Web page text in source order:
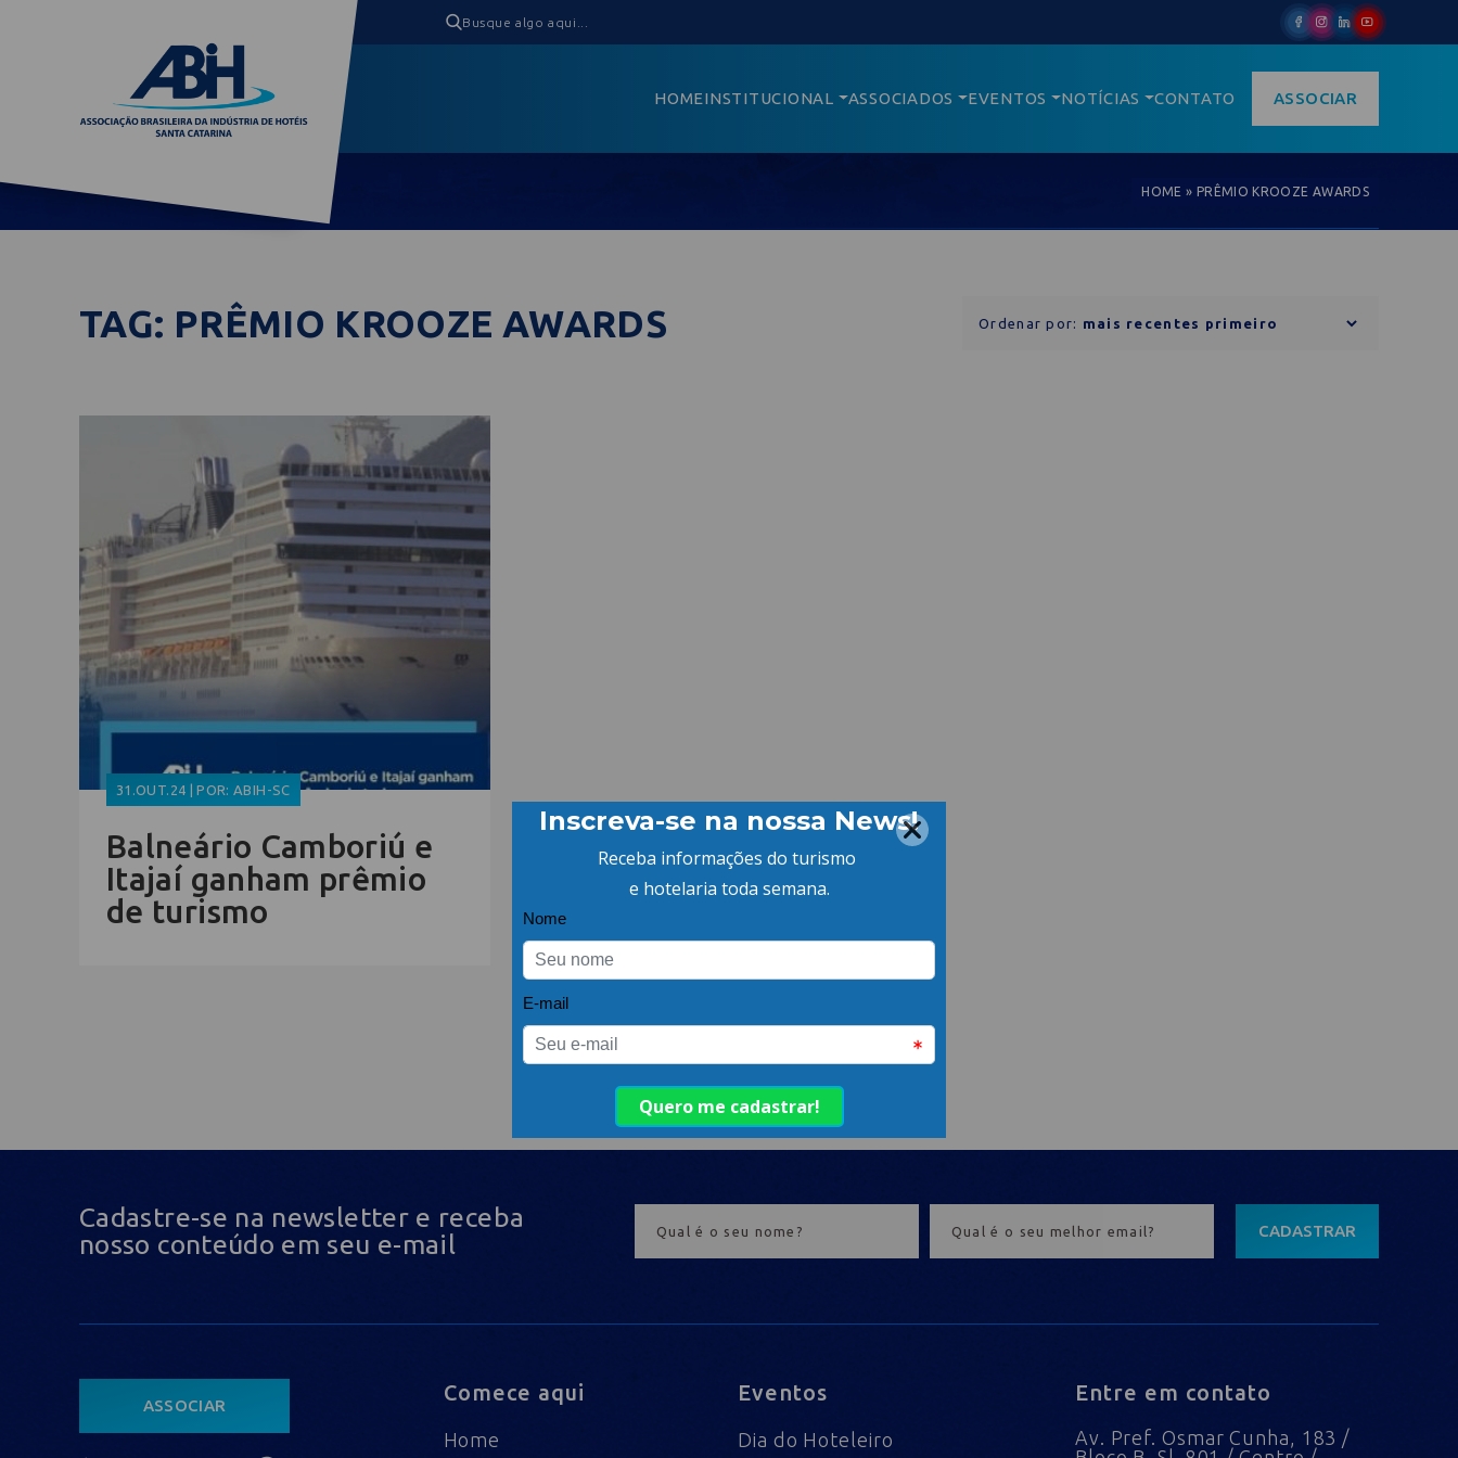
HOMEINSTITUCIONAL ASSOCIADOS EVENTOS NOTÍCIAS CONTATO ASSOCIAR
HOME » PRÊMIO KROOZE AWARDS
TAG: PRÊMIO KROOZE AWARDS Ordenar por:
31.OUT.24 | POR: ABIH-SC
Balneário Camboriú e
Itajaí ganham prêmio
de turismo
Cadastre-se na newsletter e receba
nosso conteúdo em seu e-mail
CADASTRAR
ASSOCIAR
Comece aqui
Home
Eventos
Dia do Hoteleiro
Entre em contato
Av. Pref. Osmar Cunha, 183 /